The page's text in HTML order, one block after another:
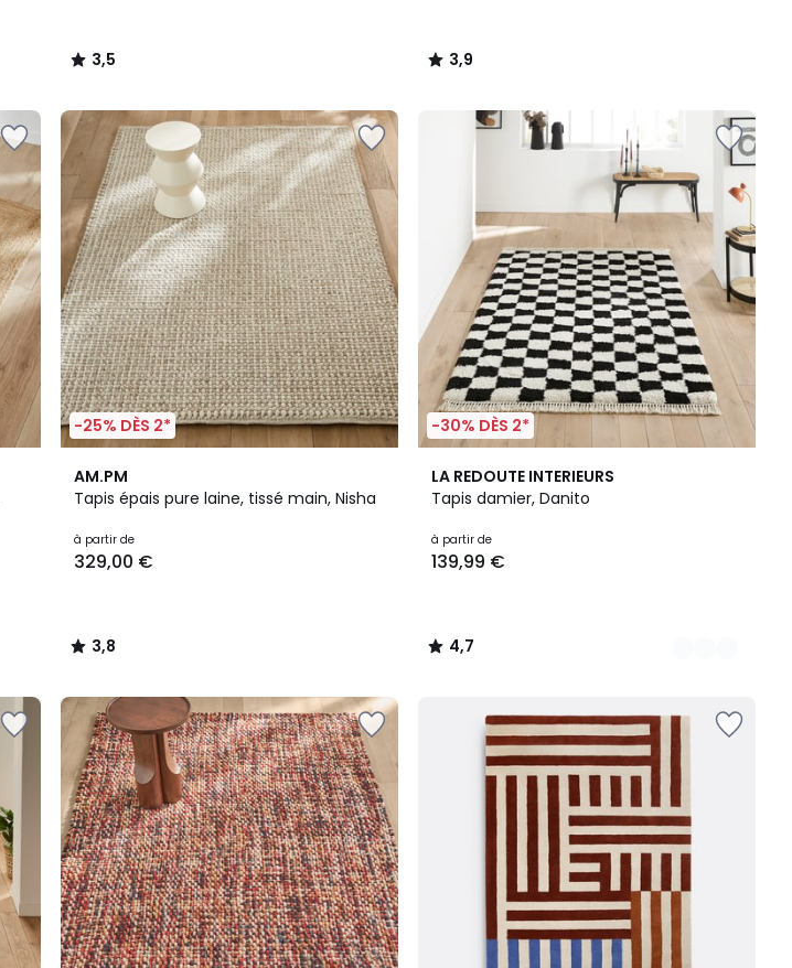
3,5
/
3,9
/
-25% DÈS 2*
AM.PM
Tapis épais pure laine, tissé main, Nisha
à partir de
329,00 €
3,8
/ 5
3,8
/
-30% DÈS 2*
LA REDOUTE INTERIEURS
Tapis damier, Danito
à partir de
139,99 €
4,7
/ 5
3
Couleurs
4,7
/